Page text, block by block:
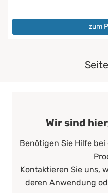
zum
Wir sind
Benötigen Sie Hilfe
Kontaktieren Sie uns,
deren Anwendung